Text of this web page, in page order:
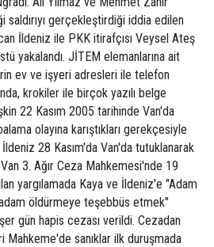
saldırıyı gerçekleştirdiği iddia edilen
İldeniz ile PKK itirafçısı Veysel Ateş
yakalandı. JİTEM elemanlarına ait
ev ve işyeri adresleri ile telefon
krokiler ile birçok yazılı belge
22 Kasım 2005 tarihinde Van'da
olayına karıştıkları gerekçesiyle
28 Kasım'da Van'da tutuklanarak
3. Ağır Ceza Mahkemesi'nde 19
yargılamada Kaya ve İldeniz'e "Adam
öldürmeye teşebbüs etmek"
gün hapis cezası verildi. Cezadan
Mahkeme'de sanıklar ilk duruşmada